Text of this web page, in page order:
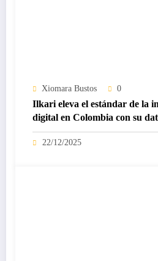
Xiomara Bustos 0
Ilkari eleva el estándar de la
digital en Colombia con su
certificado Nivel IV de
22/12/2025